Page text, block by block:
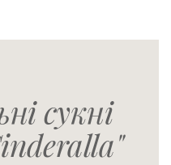
сукні